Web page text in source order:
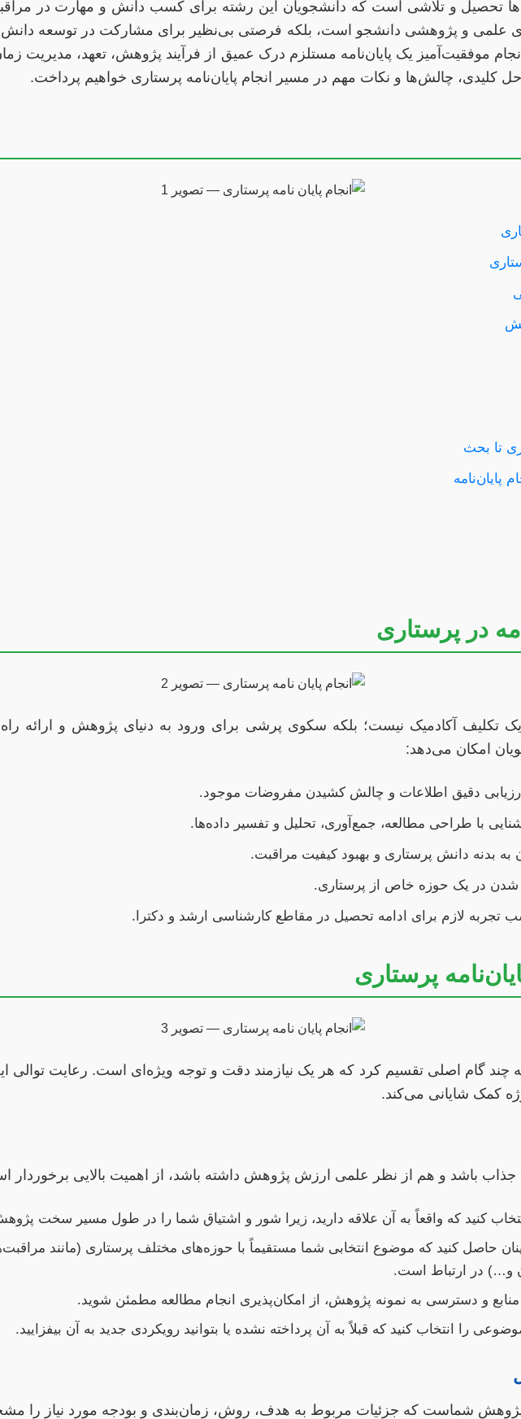
تحصیل و تلاشی است که دانشجویان این رشته برای کسب دانش و مهارت در
علمی و پژوهشی دانشجو است، بلکه فرصتی بی‌نظیر برای مشارکت در توسعه
موفقیت‌آمیز یک پایان‌نامه مستلزم درک عمیق از فرآیند پژوهش، تعهد، مدیریت
کلیدی، چالش‌ها و نکات مهم در مسیر انجام پایان‌نامه پرستاری خواهیم پرداخت.
تا بحث
پایان‌نامه
در پرستاری
یک تکلیف آکادمیک نیست؛ بلکه سکوی پرشی برای ورود به دنیای پژوهش و ارائه
امکان می‌دهد:
ارزیابی دقیق اطلاعات و چالش کشیدن مفروضات موجود.
با طراحی مطالعه، جمع‌آوری، تحلیل و تفسیر داده‌ها.
به بدنه دانش پرستاری و بهبود کیفیت مراقبت.
در یک حوزه خاص از پرستاری.
تجربه لازم برای ادامه تحصیل در مقاطع کارشناسی ارشد و دکترا.
پرستاری
به چند گام اصلی تقسیم کرد که هر یک نیازمند دقت و توجه ویژه‌ای است. رعایت
کمک شایانی می‌کند.
باشد و هم از نظر علمی ارزش پژوهش داشته باشد، از اهمیت بالایی برخوردار
کنید که واقعاً به آن علاقه دارید، زیرا شور و اشتیاق شما را در طول مسیر سخت
حاصل کنید که موضوع انتخابی شما مستقیماً با حوزه‌های مختلف پرستاری (مانند
و…) در ارتباط است.
منابع و دسترسی به نمونه پژوهش، از امکان‌پذیری انجام مطالعه مطمئن شوید.
را انتخاب کنید که قبلاً به آن پرداخته نشده یا بتوانید رویکردی جدید به آن بیفزایید.
پژوهش شماست که جزئیات مربوط به هدف، روش، زمان‌بندی و بودجه مورد نیاز